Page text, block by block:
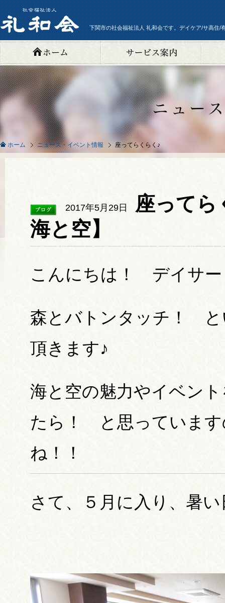
下関市の社会福祉法人 礼和会です。デイケア/サ高住/
ホーム ニュース・イベント情報 座ってらくらく♪
2017年5月29日
座ってら
海と空】
こんにちは！ デイサー
森とバトンタッチ！ と
頂きます♪
海と空の魅力やイベン
たら！ と思っています
ね！！
さて、５月に入り、暑